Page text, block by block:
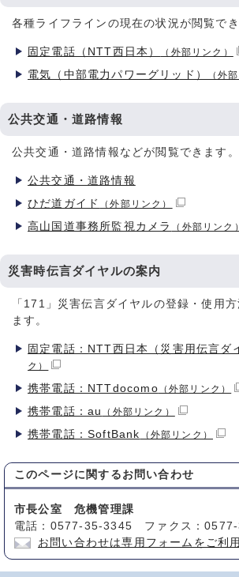
各種ライフラインの現在の状況が閲覧でき
固定電話（NTT西日本） （外部リンク）
電気（中部電力パワーグリッド） （外
公共交通・道路情報
公共交通・道路情報などが閲覧できます。
公共交通・道路情報
ひだ道ガイド
（外部リンク）
高山国道事務所監視カメラ （外部リンク）
災害時伝言ダイヤルの案内
「171」災害伝言ダイヤルの登録・使用
ます。
固定電話：NTT西日本（災害用伝言ダ
ク）
携帯電話：NTTdocomo （外部リンク）
携帯電話：au （外部リンク）
携帯電話：SoftBank （外部リンク）
このページに関する お問い合わせ
市長公室 危機管理課
電話：0577-35-3345 ファクス：
お問い合わせは専用フォームをご利